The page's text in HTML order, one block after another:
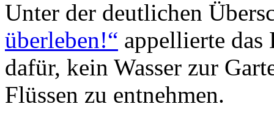
Unter der deutlichen
überleben!“ appellierte das
dafür, kein Wasser zur
Flüssen zu entnehmen.